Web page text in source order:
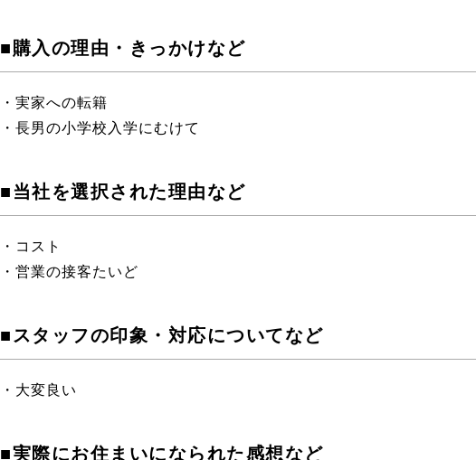
■購入の理由・きっかけなど
・実家への転籍
・長男の小学校入学にむけて
■当社を選択された理由など
・コスト
・営業の接客たいど
■スタッフの印象・対応についてなど
・大変良い
■実際にお住まいになられた感想など